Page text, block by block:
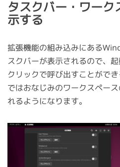
タスクバー・ワーク
示する
拡張機能の組み込みにある
スクバーが表示されるので、
クリックで呼び出すことがで
ではおなじみのワークスペー
れるようになります。